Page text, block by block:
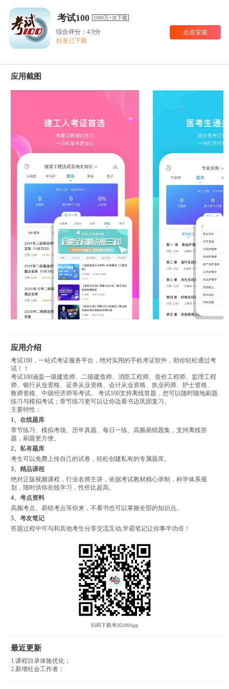
考试100 1000万+次下载
综合评分：4.9分
好友已下载
点击安装
应用截图
应用介绍
考试100，一站式考证服务平台，绝对实用的手机考证软件，助你轻松通过考
试！！
考试100涵盖一级建造师、二级建造师、消防工程师、造价工程师、监理工程
师、银行从业资格、证券从业资格、会计从业资格、执业药师、护士资格、
教师资格、中级经济师等考试。 考试100支持离线答题，您可以随时随地刷题
练习与模拟考试；章节练习更可以让你边看书边巩固复习。
主要特性：
1、在线题库
章节练习、模拟考场、历年真题、每日一练、高频易错题集，支持离线答
题，刷题更方便。
2、私有题库
考生可以免费上传自己的试卷，轻松创建私有的专属题库。
3、精品课程
绝对正版视频课程，行业名师主讲，依据考试教材精心录制，科学体系规
划，随时供你在线学习，性价比超高。
4、考点资料
高频考点、易错考点等你来，不看书也可以掌握全部的知识点。
5、考友笔记
答题过程中可与和其他考生分享交流互动,学霸笔记让你事半功倍！
扫码下载考试100App
最近更新
1.课程目录体验优化；
2.新增社会工作者；